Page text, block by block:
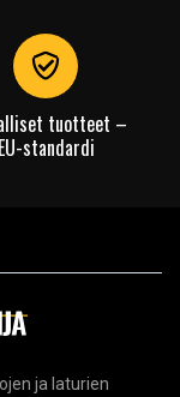
tuotteet –
EU-standardi
ja laturien